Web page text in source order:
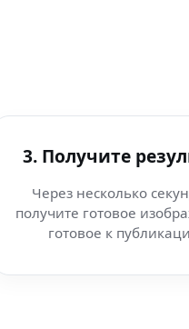
3. Получите
Через несколько
получите готовое
готовое к